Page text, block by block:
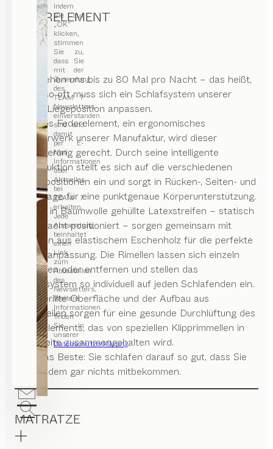
Indem
Sie auf
„OK“
klicken,
stimmen
Sie zu,
dass Sie
mit der
Zusendung
des
TEAM 7
Newsletters
einverstanden
sind und
damit
per E-
Mail
Informationen
über
Aktuelles
bei
TEAM 7
erhalten.
Jede
Aussendung
beinhaltet
einen
Link
zum
Abbestellen
des
Newsletters.
Weitere
Informationen
finden
Sie in
unserer
Datenschutzerklärung.
FEDERELEMENT
Wir drehen uns bis zu 80 Mal pro Nacht – das heißt,
genauso oft muss sich ein Schlafsystem unserer
neuen Liegeposition anpassen.
Das aos Federelement, ein ergonomisches
Meisterwerk unserer Manufaktur, wird dieser
Anforderung gerecht. Durch seine intelligente
Konstruktion stellt es sich auf die verschiedenen
Schlafpositionen ein und sorgt in Rücken-, Seiten- und
Bauchlage für eine punktgenaue Körperunterstützung.
Sieben in Baumwolle gehüllte Latexstreifen – statisch
durchdacht positioniert – sorgen gemeinsam mit
Rimellen aus elastischem Eschenholz für die perfekte
Körperanpassung. Die Rimellen lassen sich einzeln
ergänzen oder entfernen und stellen das
Schlafsystem so individuell auf jeden Schlafenden ein.
Ihre gerillte Oberfläche und der Aufbau aus
Einzelteilen sorgen für eine gesunde Durchlüftung des
Federelements, das von speziellen Klipprimmellen in
der Breite zusammengehalten wird.
Und das Beste: Sie schlafen darauf so gut, dass Sie
von all dem gar nichts mitbekommen.
MATRATZE